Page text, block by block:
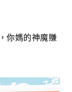
你媽的神魔賺